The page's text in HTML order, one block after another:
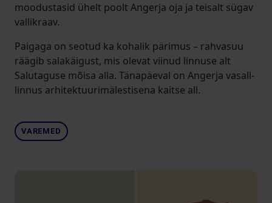
moodustasid ühelt poolt Angerja oja ja teisalt sügav
vallikraav.
Paigaga on seotud ka kohalik pärimus – rahvasuu
räägib salakäigust, mis olevat viinud linnuse alt
Salutaguse mõisa alla. Tänapäeval on Angerja vasall-
linnus arhitektuurimälestisena kaitse all.
VAREMED